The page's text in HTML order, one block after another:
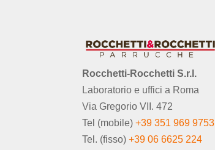
Rocchetti-Rocchetti S.r.l.
Laboratorio e uffici a Roma
Via Gregorio VII. 472
Tel (mobile)+39 351 969 9753
Tel. (fisso)+39 06 6625 224